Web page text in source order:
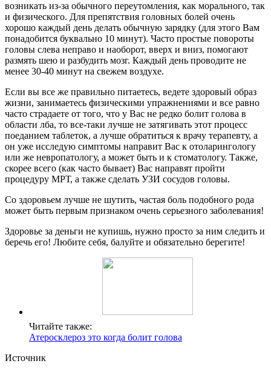
возникать из-за обычного переутомления, как морального, так
и физического. Для препятствия головных болей очень
хорошо каждый день делать обычную зарядку (для этого Вам
понадобится буквально 10 минут). Часто простые повороты
головы слева неправо и наоборот, вверх и вниз, помогают
размять шею и разбудить мозг. Каждый день проводите не
менее 30-40 минут на свежем воздухе.
Если вы все же правильно питаетесь, ведете здоровый образ
жизни, занимаетесь физическими упражнениями и все равно
часто страдаете от того, что у Вас не редко болит голова в
области лба, то все-таки лучше не затягивать этот процесс
поеданием таблеток, а лучше обратиться к врачу терапевту, а
он уже исследую симптомы направит Вас к отоларингологу
или же невропатологу, а может быть и к стоматологу. Также,
скорее всего (как часто бывает) Вас направят пройти
процедуру МРТ, а также сделать УЗИ сосудов головы.
Со здоровьем лучше не шутить, частая боль подобного рода
может быть первым признаком очень серьезного заболевания!
Здоровье за деньги не купишь, нужно просто за ним следить и
беречь его! Любите себя, балуйте и обязательно берегите!
Читайте также:
Атеросклероз это когда болит голова
Источник